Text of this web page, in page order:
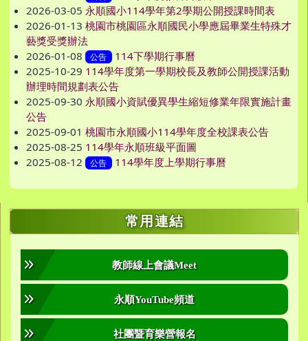
2026-03-05 永順國小114學年第2學期公開授課時間表
2026-01-13 桃園市桃園區永順國民小學應屆畢業生特殊才
藝獎受獎辦法
2026-01-08
公告
114下學期行事曆
2025-10-29 114學年度第一學期校長及教師公開授課活動
辦理時間規劃表公告
2025-09-30 永順國小資賦優異學生縮短修業年限實施計畫
公告
2025-09-01 桃園市永順國小114學年度全校課表公告
2025-08-25 114學年永順班級平面圖
2025-08-12
公告 114學年度上學期行事曆
右邊區域內容 常用連結
教師線上會議Meet
永順YouTube頻道
社團暨育樂營報名